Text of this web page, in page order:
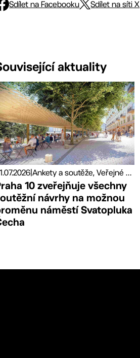
Sdílet na Facebooku Sdílet na síti X
aktuality
| Ankety a soutěže, Veřejné prostory
10 zveřejňuje všechny
návrhy na možnou
náměstí Svatopluka